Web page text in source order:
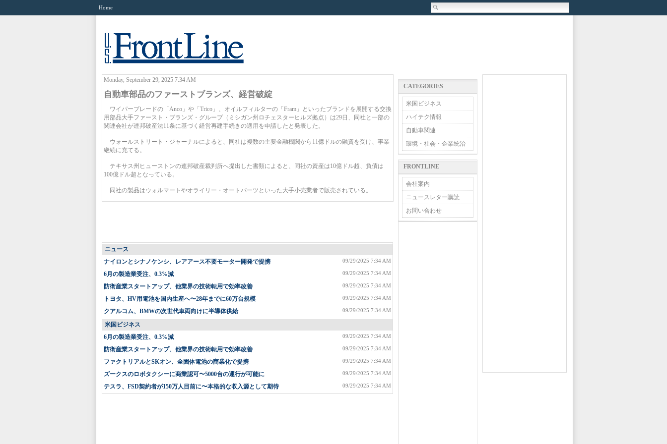
Home
Monday, September 29, 2025 7:34 AM
自動車部品のファーストブランズ、経営破綻
ワイパーブレードの「Anco」や「Trico」、オイルフィルターの「Fram」といったブランドを展開する交換
用部品大手ファースト・ブランズ・グループ（ミシガン州ロチェスターヒルズ拠点）は29日、同社と一部の
関連会社が連邦破産法11条に基づく経営再建手続きの適用を申請したと発表した。
ウォールストリート・ジャーナルによると、同社は複数の主要金融機関から11億ドルの融資を受け、事業
継続に充てる。
テキサス州ヒューストンの連邦破産裁判所へ提出した書類によると、同社の資産は10億ドル超、負債は
100億ドル超となっている。
同社の製品はウォルマートやオライリー・オートパーツといった大手小売業者で販売されている。
ニュース
09/29/2025 7:34 AM
ナイロンとシナノケンシ、レアアース不要モーター開発で提携
09/29/2025 7:34 AM
6月の製造業受注、0.3%減
09/29/2025 7:34 AM
防衛産業スタートアップ、他業界の技術転用で効率改善
09/29/2025 7:34 AM
トヨタ、HV用電池を国内生産へ〜28年までに60万台規模
09/29/2025 7:34 AM
クアルコム、BMWの次世代車両向けに半導体供給
米国ビジネス
09/29/2025 7:34 AM
6月の製造業受注、0.3%減
09/29/2025 7:34 AM
防衛産業スタートアップ、他業界の技術転用で効率改善
09/29/2025 7:34 AM
ファクトリアルとSKオン、全固体電池の商業化で提携
09/29/2025 7:34 AM
ズークスのロボタクシーに商業認可〜5000台の運行が可能に
09/29/2025 7:34 AM
テスラ、FSD契約者が150万人目前に〜本格的な収入源として期待
CATEGORIES
米国ビジネス
ハイテク情報
自動車関連
環境・社会・企業統治
FRONTLINE
会社案内
ニュースレター購読
お問い合わせ